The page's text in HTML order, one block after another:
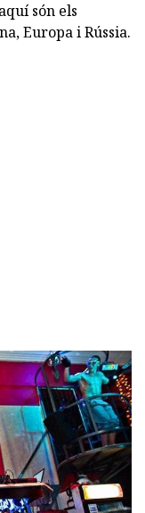
són els
Europa i Rússia.